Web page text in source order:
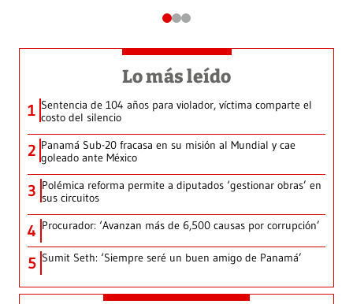
Lo más leído
1 Sentencia de 104 años para violador, víctima comparte el
costo del silencio
2 Panamá Sub-20 fracasa en su misión al Mundial y cae
goleado ante México
3 Polémica reforma permite a diputados ‘gestionar obras’ en
sus circuitos
4 Procurador: ‘Avanzan más de 6,500 causas por corrupción’
5 Sumit Seth: ‘Siempre seré un buen amigo de Panamá’